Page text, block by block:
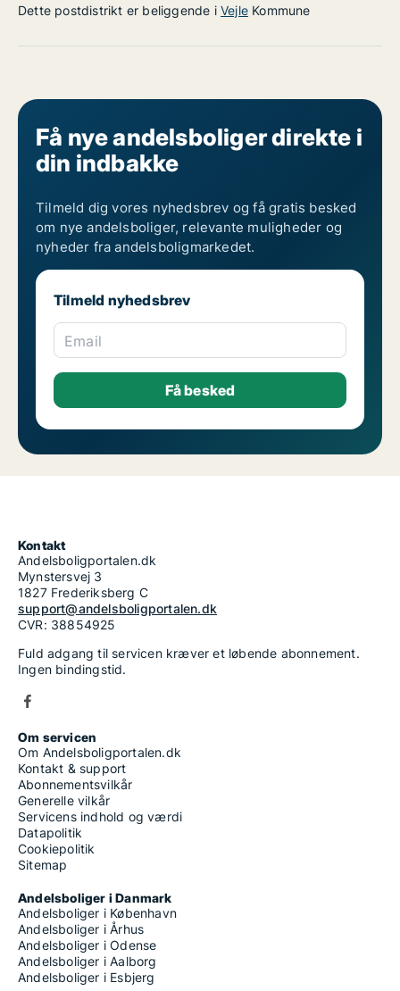
Dette postdistrikt er beliggende i Vejle Kommune
Få nye andelsboliger direkte i
din indbakke
Tilmeld dig vores nyhedsbrev og få gratis besked
om nye andelsboliger, relevante muligheder og
nyheder fra andelsboligmarkedet.
Tilmeld nyhedsbrev
Email
Kontakt
Andelsboligportalen.dk
Mynstersvej 3
1827 Frederiksberg C
support@andelsboligportalen.dk
CVR: 38854925
Fuld adgang til servicen kræver et løbende abonnement.
Ingen bindingstid.
Om servicen
Om Andelsboligportalen.dk
Kontakt & support
Abonnementsvilkår
Generelle vilkår
Servicens indhold og værdi
Datapolitik
Cookiepolitik
Sitemap
Andelsboliger i Danmark
Andelsboliger i København
Andelsboliger i Århus
Andelsboliger i Odense
Andelsboliger i Aalborg
Andelsboliger i Esbjerg